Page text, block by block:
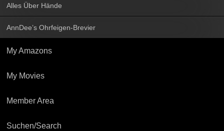
Alles Über Hände
AnnDee’s Ohrfeigen-Brevier
My Amazons
My Movies
Member Area
Suchen/Search